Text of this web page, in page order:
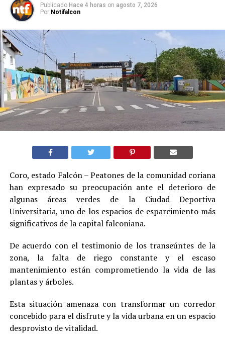
Publicado Hace 4 horas on agosto 7, 2026
Por Notifalcon
Coro, estado Falcón – Peatones de la comunidad coriana
han expresado su preocupación ante el deterioro de
algunas áreas verdes de la Ciudad Deportiva
Universitaria, uno de los espacios de esparcimiento más
significativos de la capital falconiana.
De acuerdo con el testimonio de los transeúntes de la
zona, la falta de riego constante y el escaso
mantenimiento están comprometiendo la vida de las
plantas y árboles.
Esta situación amenaza con transformar un corredor
concebido para el disfrute y la vida urbana en un espacio
desprovisto de vitalidad.